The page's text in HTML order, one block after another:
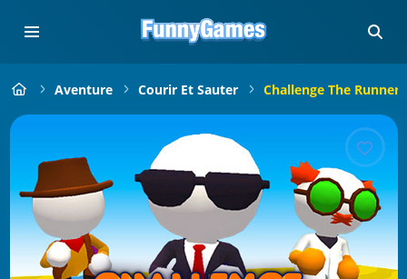
Aventure Courir Et Sauter Challenge The Runners